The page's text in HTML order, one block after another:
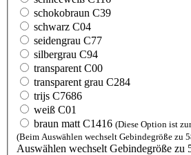
schokobraun C39
schwarz C04
seidengrau C77
silbergrau C94
transparent C00
transparent grau C284
trijs C7686
weiß C01
braun matt C1416 (Diese Option ist
(Beim Auswählen wechselt Gebindegröße zu
Auswählen wechselt Gebindegröße zu